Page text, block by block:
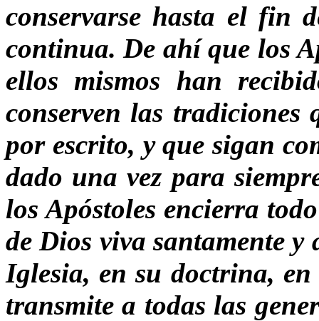
conservarse hasta el fin
continua. De ahí que los
ellos mismos han
conserven las
por escrito, y que sigan
dado una vez para
los Apóstoles encierra
de Dios viva santamente y
Iglesia, en su doctrina,
transmite a todas las